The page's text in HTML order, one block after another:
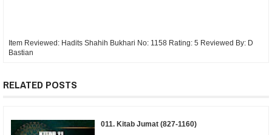
Item Reviewed: Hadits Shahih Bukhari No: 1158 Rating: 5 Reviewed By: D
Bastian
RELATED POSTS
011. Kitab Jumat (827-1160)